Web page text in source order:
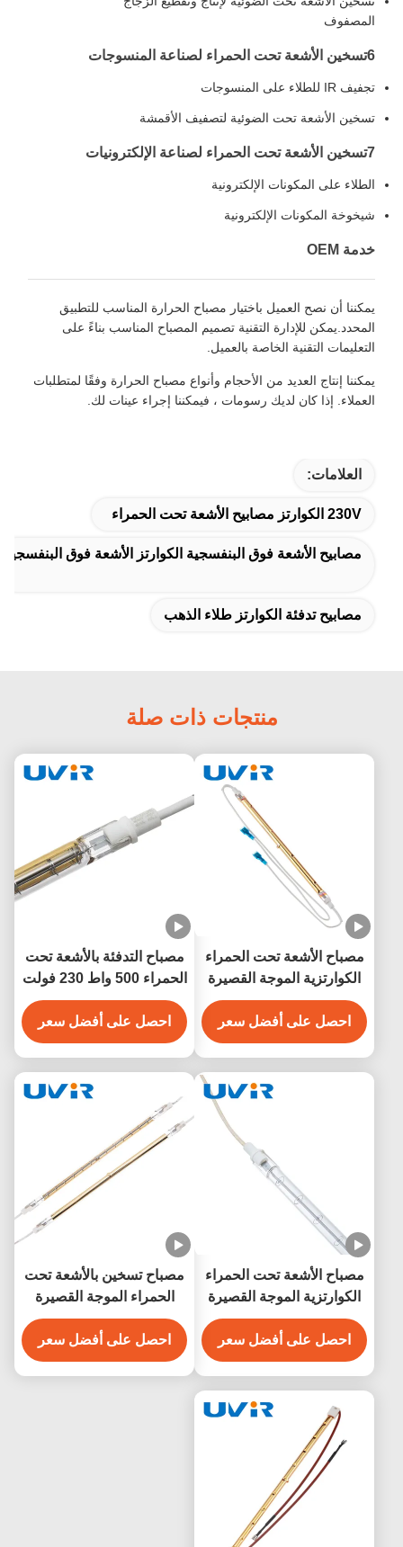
المصفوف
6تسخين الأشعة تحت الحمراء لصناعة المنسوجات
تجفيف IR للطلاء على المنسوجات
تسخين الأشعة تحت الضوئية لتصفيف الأقمشة
7تسخين الأشعة تحت الحمراء لصناعة الإلكترونيات
الطلاء على المكونات الإلكترونية
شيخوخة المكونات الإلكترونية
خدمة OEM
يمكننا أن نصح العميل باختيار مصباح الحرارة المناسب للتطبيق
المحدد.يمكن للإدارة التقنية تصميم المصباح المناسب بناءً على
التعليمات التقنية الخاصة بالعميل.
يمكننا إنتاج العديد من الأحجام وأنواع مصباح الحرارة وفقًا لمتطلبات
العملاء. إذا كان لديك رسومات ، فيمكننا إجراء عينات لك.
العلامات:
230V الكوارتز مصابيح الأشعة تحت الحمراء
مصابيح الأشعة فوق البنفسجية الكوارتز الأشعة فوق البنفسجية
مصابيح تدفئة الكوارتز طلاء الذهب
منتجات ذات صلة
مصباح الأشعة تحت الحمراء
الكوارتزية الموجة القصيرة
220 فولت 500 واط للساونا
والتدفئة الصناعية
احصل على أفضل سعر
مصباح التدفئة بالأشعة تحت
الحمراء 500 واط 230 فولت
احصل على أفضل سعر
مصباح الأشعة تحت الحمراء
الكوارتزية الموجة القصيرة
500 واط 230 فولت للتدفئة
الصناعية
احصل على أفضل سعر
مصباح تسخين بالأشعة تحت
الحمراء الموجة القصيرة
R7S 1200W 220V
احصل على أفضل سعر